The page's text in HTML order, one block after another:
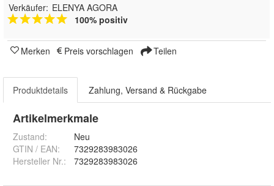
Verkäufer: ELENYA AGORA
100% positiv
Merken Preis vorschlagen Teilen
Produktdetails Zahlung, Versand & Rückgabe
Artikelmerkmale
Zustand:
Neu
GTIN / EAN:
7329283983026
Hersteller Nr.:
7329283983026